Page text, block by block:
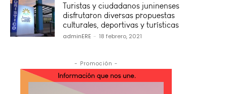
Turistas y ciudadanos juninenses
disfrutaron diversas propuestas
culturales, deportivas y turísticas
adminERE - 18 febrero, 2021
- Promoción -